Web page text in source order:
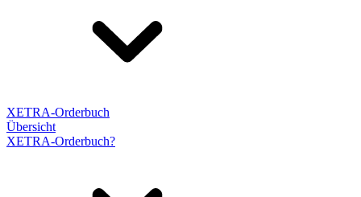
XETRA-Orderbuch
Übersicht
XETRA-Orderbuch?